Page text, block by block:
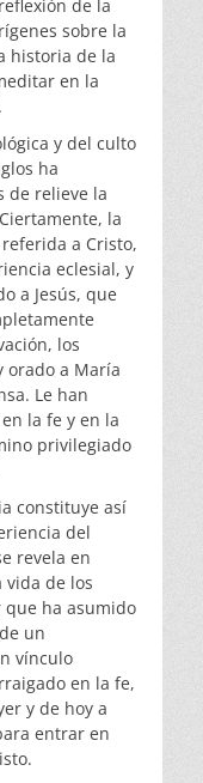
de la
sobre la
historia de la
en la
y del culto
ha
de relieve la
la
a Cristo,
eclesial, y
a Jesús, que
los
orado a María
Le han
la fe y en la
privilegiado
constituye así
del
revela en
vida de los
ha asumido
un
vínculo
en la fe,
y de hoy a
entrar en